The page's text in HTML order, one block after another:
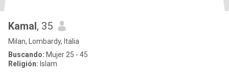
Kamal, 35
Milan, Lombardy, Italia
Buscando: Mujer 25 - 45
Religión: Islam